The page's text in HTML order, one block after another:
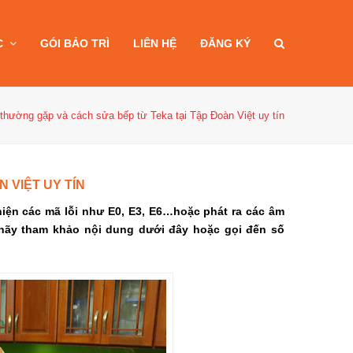
GÓI BẢO TRÌ LIÊN HỆ ĐĂNG KÝ
gặp và cách sửa bếp từ Teka tại Tập Đoàn Việt uy tín
VIỆT UY TÍN
các mã lỗi như E0, E3, E6…hoặc phát ra các âm
tham khảo nội dung dưới đây hoặc gọi đến số